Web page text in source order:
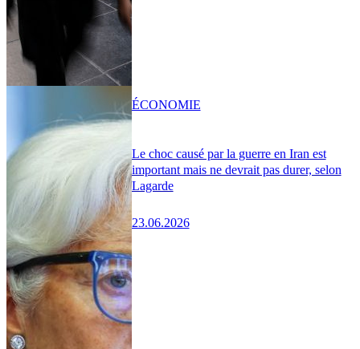
Le choc causé par la guerre en Iran est
important mais ne devrait pas durer, selon
Lagarde
23.06.2026
ÉCONOMIE